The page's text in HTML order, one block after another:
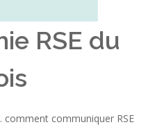
RSE du
comment communiquer RSE